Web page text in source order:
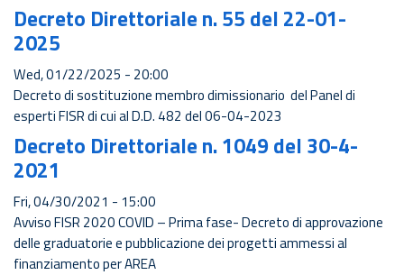
Decreto Direttoriale n. 55 del 22-01-
2025
Wed, 01/22/2025 - 20:00
Decreto di sostituzione membro dimissionario del Panel di
esperti FISR di cui al D.D. 482 del 06-04-2023
Decreto Direttoriale n. 1049 del 30-4-
2021
Fri, 04/30/2021 - 15:00
Avviso FISR 2020 COVID – Prima fase- Decreto di approvazione
delle graduatorie e pubblicazione dei progetti ammessi al
finanziamento per AREA